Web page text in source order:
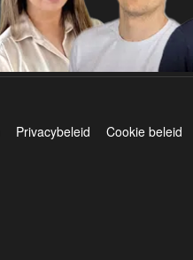
Privacybeleid Cookie beleid